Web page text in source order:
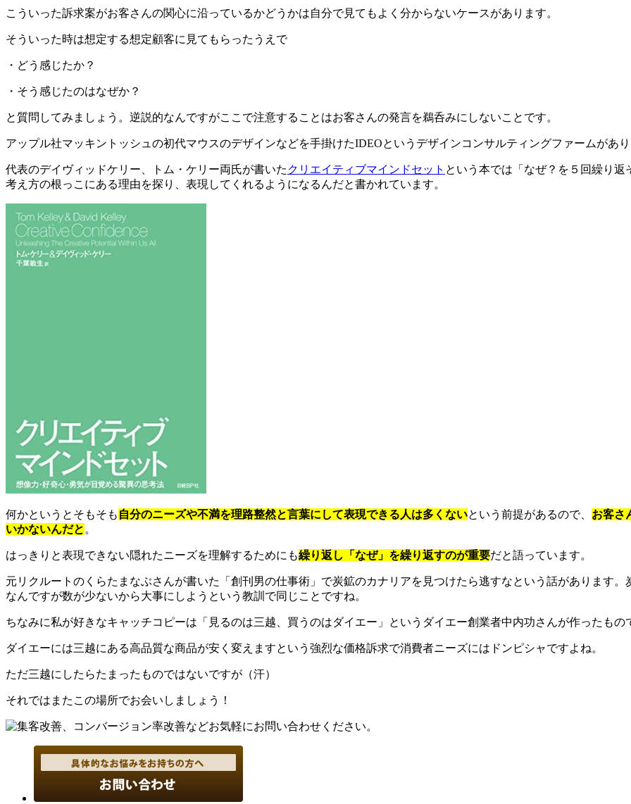
こういった訴求案がお客さんの関心に沿っているかどうかは自分で見てもよく分からないケースがあります。
そういった時は想定する想定顧客に見てもらったうえで
・どう感じたか？
・そう感じたのはなぜか？
と質問してみましょう。逆説的なんですがここで注意することはお客さんの発言を鵜呑みにしないことです。
アップル社マッキントッシュの初代マウスのデザインなどを手掛けたIDEOというデザインコンサルティングファームがあり
代表のデイヴィッドケリー、トム・ケリー両氏が書いた クリエイティブマインドセット という本では「なぜ？を５回繰り
考え方の根っこにある理由を探り、表現してくれるようになるんだと書かれています。
何かというとそもそも 自分のニーズや不満を理路整然と言葉にして表現できる人は多くないという前提があるので、 お客さ
いかないんだと 。
はっきりと表現できない隠れたニーズを理解するためにも繰り返し「なぜ」を繰り返すのが重要だと語っています。
元リクルートのくらたまなぶさんが書いた「創刊男の仕事術」で炭鉱のカナリアを見つけたら逃すなという話があります
なんですが数が少ないから大事にしようという教訓で同じことですね。
ちなみに私が好きなキャッチコピーは「見るのは三越、買うのはダイエー」というダイエー創業者中内功さんが作ったもの
ダイエーには三越にある高品質な商品が安く変えますという強烈な価格訴求で消費者ニーズにはドンピシャですよね。
ただ三越にしたらたまったものではないですが（汗）
それではまたこの場所でお会いしましょう！